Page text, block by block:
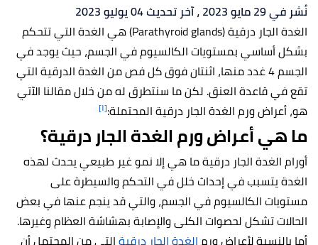
نُشر في 29 مايو 2023
، آخر تحديث 04 يوليو 2023
الغدة الجار درقية (Parathyroid glands) هي الغدة التي تتحكم
بشكل أساسي بمستويات الكالسيوم في الجسم، حيث يوجد في
الجسم 4 غدد منها، اثنتان فوق كل فص من الغدة الدرقية التي
تقع في قاعدة العنق. لكن ما سنتطرق له من خلال مقالنا الآتي
هو، أعراض ورم الغدة الجار درقية المحتملة:[١]
ما هي أعراض ورم الغدة الجار درقية؟
أورام الغدة الجار درقية ما هي إلا نمو غير طبيعي يحدث لهذه
الغدة يتسبب في إحداث خلل في التحكم والسيطرة على
مستويات الكالسيوم في الجسم، والتي قد ينجم عنها في بعض
الحالات تشكل لحصوات الكلى والإصابة بهشاشة العظام وغيرها.